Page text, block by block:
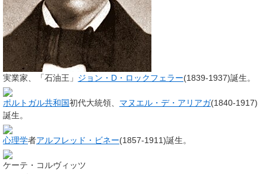
実業家、「石油王」 ジョン・D・ロックフェラー(1839-1937)誕生。
ポルトガル共和国初代大統領、 マヌエル・デ・アリアガ(1840-1917)
誕生。
心理学者アルフレッド・ビネー(1857-1911)誕生。
ケーテ・コルヴィッツ